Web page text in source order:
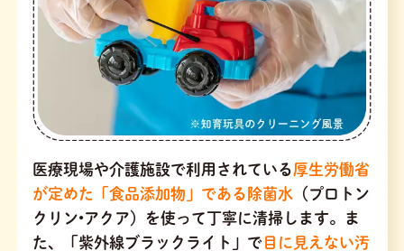
医療現場や介護施設で利用されている厚生労働省
が定めた「食品添加物」である除菌水 （プロトン
クリン•アクア）を使って丁寧に清掃します。ま
た、「紫外線ブラックライト」で目に見えない汚